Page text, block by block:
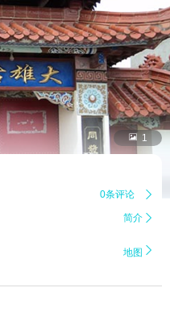
 1
0条评论 
简介 
地图 